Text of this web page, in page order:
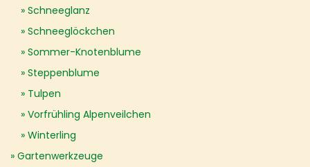
Schneeglanz
Schneeglöckchen
Sommer-Knotenblume
Steppenblume
Tulpen
Vorfrühling Alpenveilchen
Winterling
Gartenwerkzeuge